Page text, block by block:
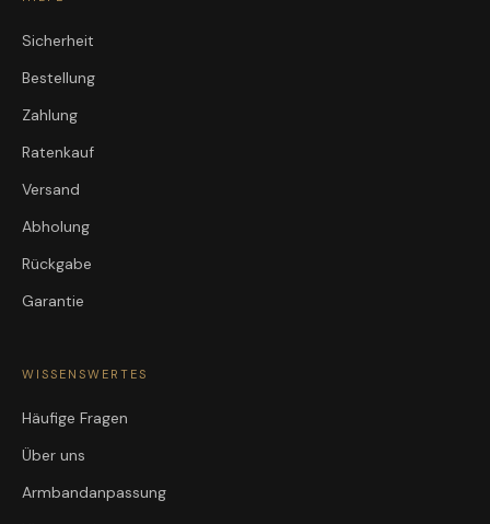
Sicherheit
Bestellung
Zahlung
Ratenkauf
Versand
Abholung
Rückgabe
Garantie
WISSENSWERTES
Häufige Fragen
Über uns
Armbandanpassung